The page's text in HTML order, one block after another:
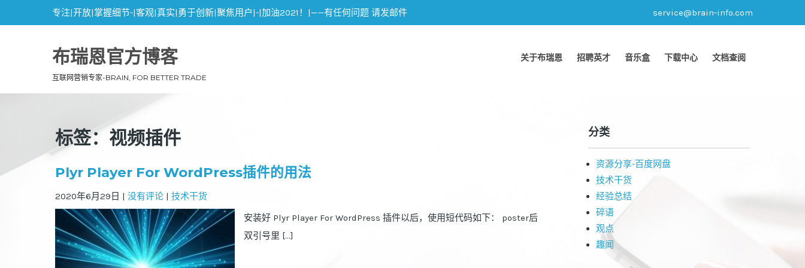
专注|开放|掌握细节-|客观|真实|勇于创新|聚焦用户|-|加油2021！|——有任何问题 请发邮件 service@brain-info.com
布瑞恩官方博客
互联网营销专家-BRAIN, FOR BETTER TRADE
关于布瑞恩 招聘英才 音乐盒 下载中心 文档查阅
标签：视频插件
Plyr Player For WordPress插件的用法
2020年6月29日 | 没有评论 | 技术干货
安装好 Plyr Player For WordPress 插件以后，使用短代码如下： poster后
双引号里 […]
分类
资源分享-百度网盘
技术干货
经验总结
碎语
观点
趣闻